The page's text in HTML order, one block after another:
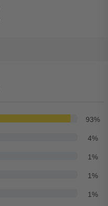
93%
4%
1%
1%
1%